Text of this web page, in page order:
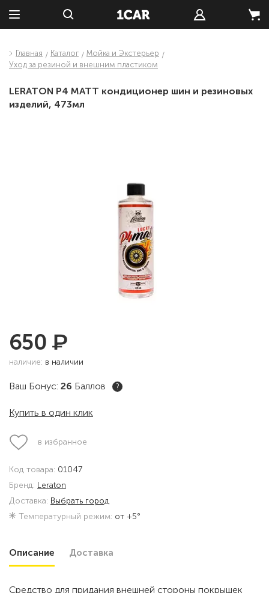
Главная Каталог
Мойка и Экстерьер
Уход за резиной и внешним пластиком
LERATON P4 MATT кондиционер шин и резиновых
изделий, 473мл
650 ₽
наличие: в наличии
Ваш Бонус: 26 Баллов ?
Купить в один клик
в избранное
Код товара: 01047
Бренд: Leraton
Доставка: Выбрать город
Температурный режим: от +5°
Описание Доставка
Средство для придания внешней стороны покрышек